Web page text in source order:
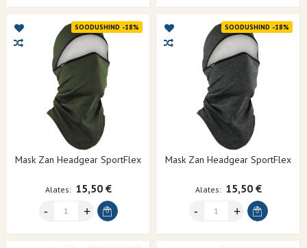
SOODUSHIND -18%
Mask Zan Headgear SportFlex
Alates 15,50 €
SOODUSHIND -18%
Mask Zan Headgear SportFlex
Alates 15,50 €